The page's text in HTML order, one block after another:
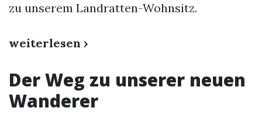
zu unserem Landratten-Wohnsitz.
weiterlesen ›
Der Weg zu unserer neuen
Wanderer